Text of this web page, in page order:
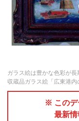
ガラス絵は豊かな色彩が
収蔵品ガラス絵「広東港内
※ このデ
最新情